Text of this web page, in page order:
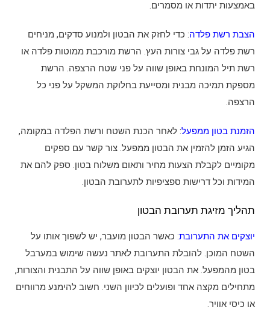
באמצעות יתדות או מסמרים.
הצבת רשת פלדה: כדי לחזק את הבטון ולמנוע סדקים, מניחים
רשת פלדה על גבי צורות העץ. הרשת מורכבת ממוטות פלדה או
רשת תיל המונחת באופן שווה על פני שטח הרצפה. הרשת
מספקת תמיכה מבנית ומסייעת בחלוקת המשקל על פני כל
הרצפה.
הזמנת בטון ממפעל: לאחר הכנת השטח ורשת הפלדה במקומה,
הגיע הזמן להזמין את הבטון ממפעל. צור קשר עם ספקים
מקומיים לקבלת הצעות מחיר ותאום משלוח בטון. ספק להם את
המידות וכל דרישות ספציפיות לתערובת הבטון.
תהליך מזיגת תערובת הבטון
יוצקים את התערובת: כאשר הבטון מועבר, יש לשפוך אותו על
השטח המוכן. להובלת התערובת לאתר נעשה שימוש במערבל
בטון מהמפעל. את הבטון יוצקים באופן שווה על התבנית והצורות,
מתחילים מקצה אחד ופועלים לכיוון השני. חשוב להימנע מרווחים
או כיסי אוויר.